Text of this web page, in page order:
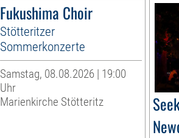
Fukushima Choir
Stötteritzer
Sommerkonzerte
Samstag, 08.08.2026 | 19:00
Uhr
Marienkirche Stötteritz